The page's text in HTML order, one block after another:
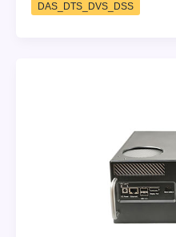
DAS_DTS_DVS_DSS